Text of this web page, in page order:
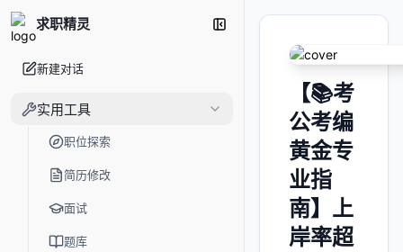
求职精灵
新建对话
实用工具
职位探索
简历修改
面试
题库
【📚考
公考编
黄金专
业指
南】上
岸率超